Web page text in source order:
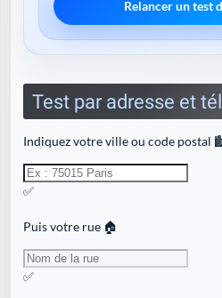
Relancer un test
Test par adresse et
Indiquez votre ville ou code postal
✅
Puis votre rue 🏠
✅